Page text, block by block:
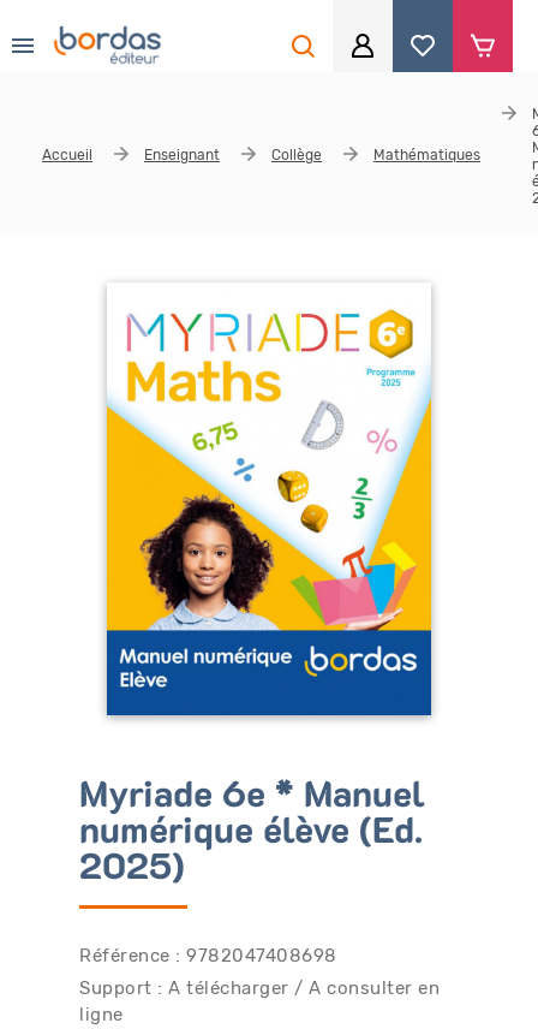
Identifiant
Se souvenir de moi
Mot de passe ou identifiant oublié
Bénéficiez de tarifs préférentiels
Téléchargez des ressources gratuites
Recevez des informations sur nos nouveautés
Accueil Enseignant Collège Mathématiques
Myriade 6e * Manuel
numérique élève (Ed.
2025)
Référence : 9782047408698
Support : A télécharger / A consulter en
ligne